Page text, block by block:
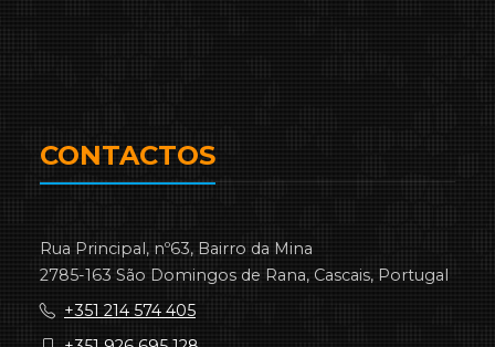
CONTACTOS
Rua Principal, nº63, Bairro da Mina
2785-163 São Domingos de Rana, Cascais, Portugal
+351 214 574 405